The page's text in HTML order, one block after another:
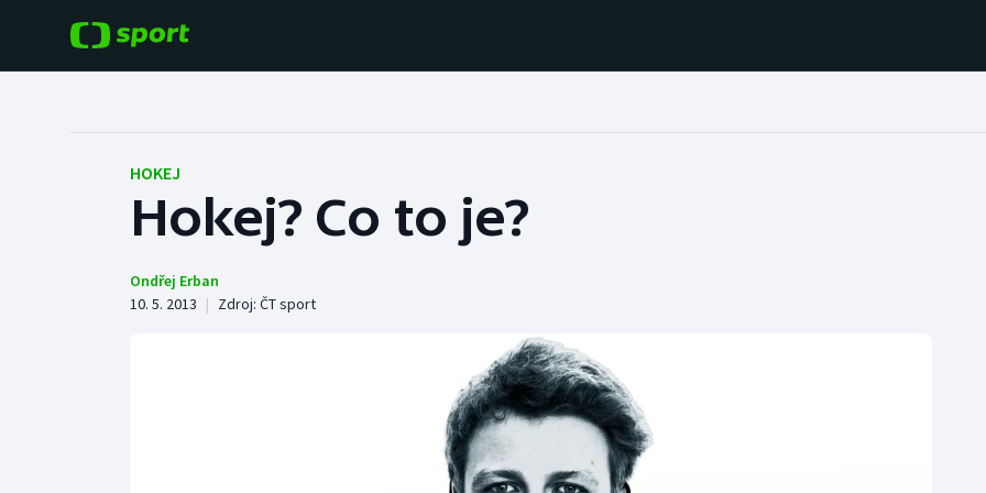
Hokej Baseball a softbal
Boby a skeleton Lezení
Lyže a snowboard
HOKEJ
Hokej? Co to je?
Ondřej Erban
10. 5. 2013 | Zdroj: ČT sport